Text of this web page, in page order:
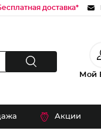
доставка*
Мой
Акции